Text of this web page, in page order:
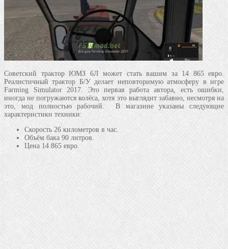
Советский трактор ЮМЗ 6Л может стать вашим за 14 865 евро.
Реалистичный трактор Б/У делает неповторимую атмосферу в игре
Farming Simulator 2017. Это первая работа автора, есть ошибки,
иногда не погружаются колёса, хотя это выглядит забавно, несмотря на
это, мод полностью рабочий. В магазине указаны следующие
характеристики техники:
Скорость 26 километров в час.
Объём бака 90 литров.
Цена 14 865 евро.